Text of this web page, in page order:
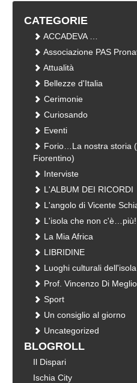
CATEGORIE
ACCADEVA …
Associazione PAS
Attualità
Bellezze d'Italia
Cerimonie
Curiosando
Eventi
Forio…La nostra storia
Fiorentino)
Interviste
L'ALBUM DEI RICORDI
L'angolo di Vicente
L'isola che non c'è…più!
La Mia Africa
LIBRIDINE
Luoghi culturali
Prof. Vincenzo Di Meglio
Sport
Un consiglio al giorno
Uncategorized
BLOGROLL
Il Dispari
Ischia City